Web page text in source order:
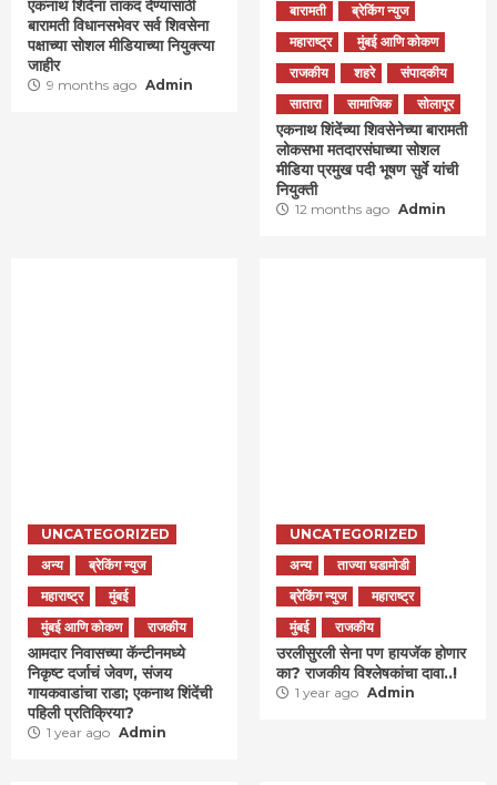
एकनाथ शिंदेंना ताकद देण्यासाठी
बारामती विधानसभेवर सर्व शिवसेना
पक्षाच्या सोशल मीडियाच्या नियुक्त्या
जाहीर
9 months ago Admin
बारामती
ब्रेकिंग न्युज
महाराष्ट्र
मुंबई आणि कोकण
राजकीय
शहरे
संपादकीय
सातारा
सामाजिक सोलापूर
एकनाथ शिंदेंच्या शिवसेनेच्या बारामती
लोकसभा मतदारसंघाच्या सोशल
मीडिया प्रमुख पदी भूषण सुर्वे यांची
नियुक्ती
12 months ago Admin
UNCATEGORIZED
अन्य
ब्रेकिंग न्युज
महाराष्ट्र
मुंबई
मुंबई आणि कोकण
राजकीय
आमदार निवासच्या कॅन्टीनमध्ये
निकृष्ट दर्जाचं जेवण, संजय
गायकवाडांचा राडा; एकनाथ शिंदेंची
पहिली प्रतिक्रिया?
1 year ago Admin
UNCATEGORIZED
अन्य
ताज्या घडामोडी
ब्रेकिंग न्युज
महाराष्ट्र
मुंबई
राजकीय
उरलीसुरली सेना पण हायजॅक होणार
का? राजकीय विश्लेषकांचा दावा..!
1 year ago Admin